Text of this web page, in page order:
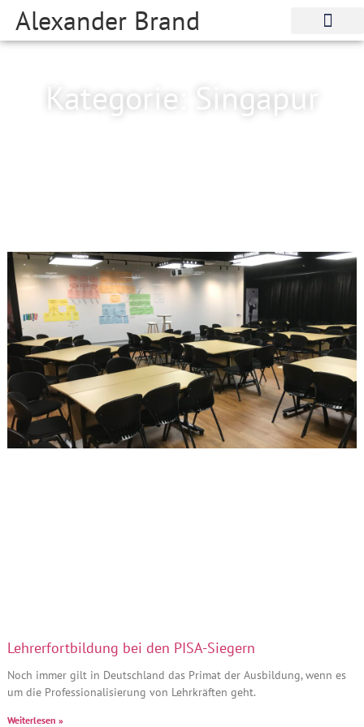
Alexander Brand
Kategorie: Singapur
Lehrerfortbildung bei den PISA-Siegern
Noch immer gilt in Deutschland das Primat der Ausbildung, wenn es
um die Professionalisierung von Lehrkräften geht.
Weiterlesen »